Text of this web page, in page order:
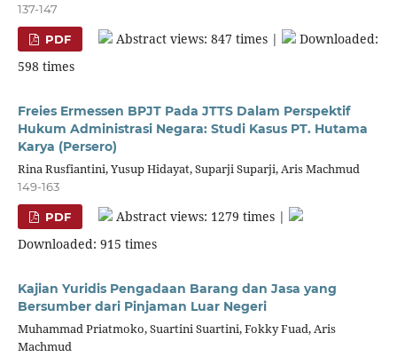
137-147
PDF Abstract views: 847 times |
Downloaded:
598 times
Freies Ermessen BPJT Pada JTTS Dalam Perspektif
Hukum Administrasi Negara: Studi Kasus PT. Hutama
Karya (Persero)
Rina Rusfiantini, Yusup Hidayat, Suparji Suparji, Aris Machmud
149-163
PDF
Abstract views: 1279 times |
Downloaded: 915 times
Kajian Yuridis Pengadaan Barang dan Jasa yang
Bersumber dari Pinjaman Luar Negeri
Muhammad Priatmoko, Suartini Suartini, Fokky Fuad, Aris
Machmud